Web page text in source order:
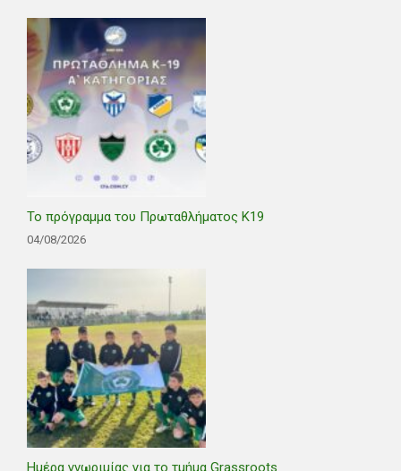
Το πρόγραμμα του Πρωταθλήματος Κ19
04/08/2026
Ημέρα γνωριμίας για το τμήμα Grassroots